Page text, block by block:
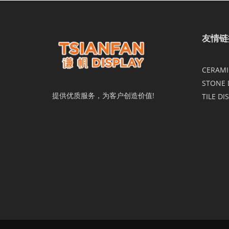
提供优质服务，为客户创造价值!
友情
STONE
TILE